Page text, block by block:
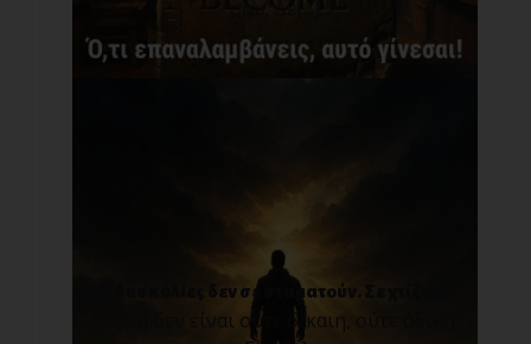
Οι δυσκολίες δεν σε σταματούν. Σε χτίζουν!
Η ζωή δεν είναι ούτε δίκαιη, ούτε άδικη.